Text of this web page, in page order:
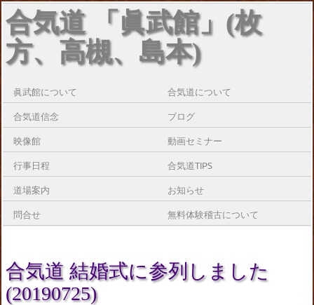
合気道 「眞武館」(枚
方、高槻、島本)
眞武館について 合気道について
合気道信念 ブログ
映像館 動画セミナー
行事日程 合気道TIPS
道場案内 お知らせ
問合せ 無料体験稽古について
合気道 結婚式に参列しました
(20190725)